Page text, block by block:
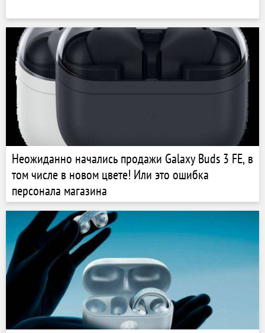
Неожиданно начались продажи Galaxy Buds 3 FE, в
том числе в новом цвете! Или это ошибка
персонала магазина